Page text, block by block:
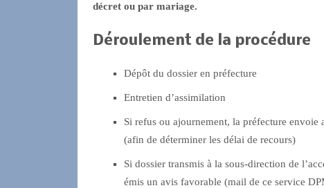
décret ou par mariage.
Déroulement de la procédure
Dépôt du dossier en préfecture
Entretien d’assimilation
Si refus ou ajournement, la préfecture envoie
(afin de déterminer les délai de recours)
Si dossier transmis à la sous-direction de
émis un avis favorable (mail de ce service